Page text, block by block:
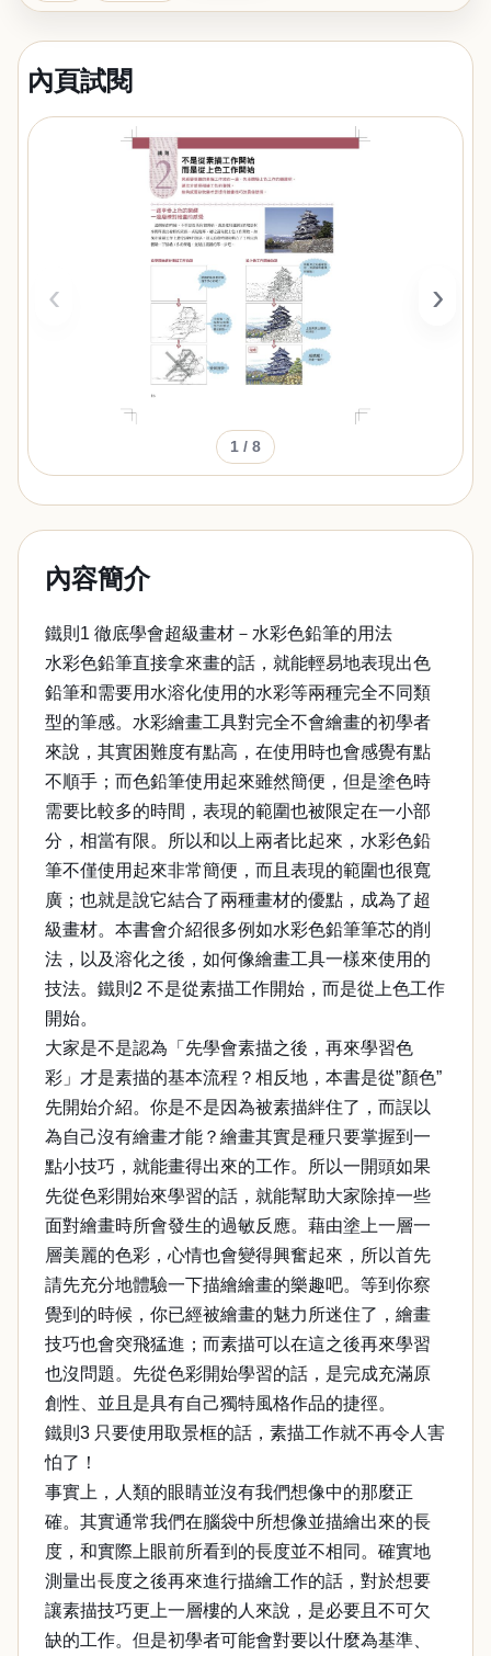
內頁試閱
‹ ›
1 / 8
內容簡介
鐵則1 徹底學會超級畫材－水彩色鉛筆的用法
水彩色鉛筆直接拿來畫的話，就能輕易地表現出色
鉛筆和需要用水溶化使用的水彩等兩種完全不同類
型的筆感。水彩繪畫工具對完全不會繪畫的初學者
來說，其實困難度有點高，在使用時也會感覺有點
不順手；而色鉛筆使用起來雖然簡便，但是塗色時
需要比較多的時間，表現的範圍也被限定在一小部
分，相當有限。所以和以上兩者比起來，水彩色鉛
筆不僅使用起來非常簡便，而且表現的範圍也很寬
廣；也就是說它結合了兩種畫材的優點，成為了超
級畫材。本書會介紹很多例如水彩色鉛筆筆芯的削
法，以及溶化之後，如何像繪畫工具一樣來使用的
技法。鐵則2 不是從素描工作開始，而是從上色工作
開始。
大家是不是認為「先學會素描之後，再來學習色
彩」才是素描的基本流程？相反地，本書是從”顏色”
先開始介紹。你是不是因為被素描絆住了，而誤以
為自己沒有繪畫才能？繪畫其實是種只要掌握到一
點小技巧，就能畫得出來的工作。所以一開頭如果
先從色彩開始來學習的話，就能幫助大家除掉一些
面對繪畫時所會發生的過敏反應。藉由塗上一層一
層美麗的色彩，心情也會變得興奮起來，所以首先
請先充分地體驗一下描繪繪畫的樂趣吧。等到你察
覺到的時候，你已經被繪畫的魅力所迷住了，繪畫
技巧也會突飛猛進；而素描可以在這之後再來學習
也沒問題。先從色彩開始學習的話，是完成充滿原
創性、並且是具有自己獨特風格作品的捷徑。
鐵則3 只要使用取景框的話，素描工作就不再令人害
怕了！
事實上，人類的眼睛並沒有我們想像中的那麼正
確。其實通常我們在腦袋中所想像並描繪出來的長
度，和實際上眼前所看到的長度並不相同。確實地
測量出長度之後再來進行描繪工作的話，對於想要
讓素描技巧更上一層樓的人來說，是必要且不可欠
缺的工作。但是初學者可能會對要以什麼為基準、